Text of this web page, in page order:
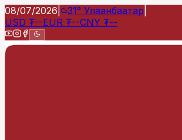
08/07/2026 31° Улаанбаатар
USD ₮--EUR ₮--CNY ₮--